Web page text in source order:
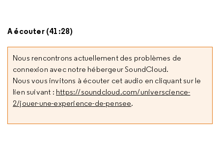
A écouter (41:28)
Nous rencontrons actuellement des problèmes de
connexion avec notre hébergeur SoundCloud.
Nous vous invitons à écouter cet audio en cliquant sur le
lien suivant : https://soundcloud.com/universcience-
2/jouer-une-experience-de-pensee.